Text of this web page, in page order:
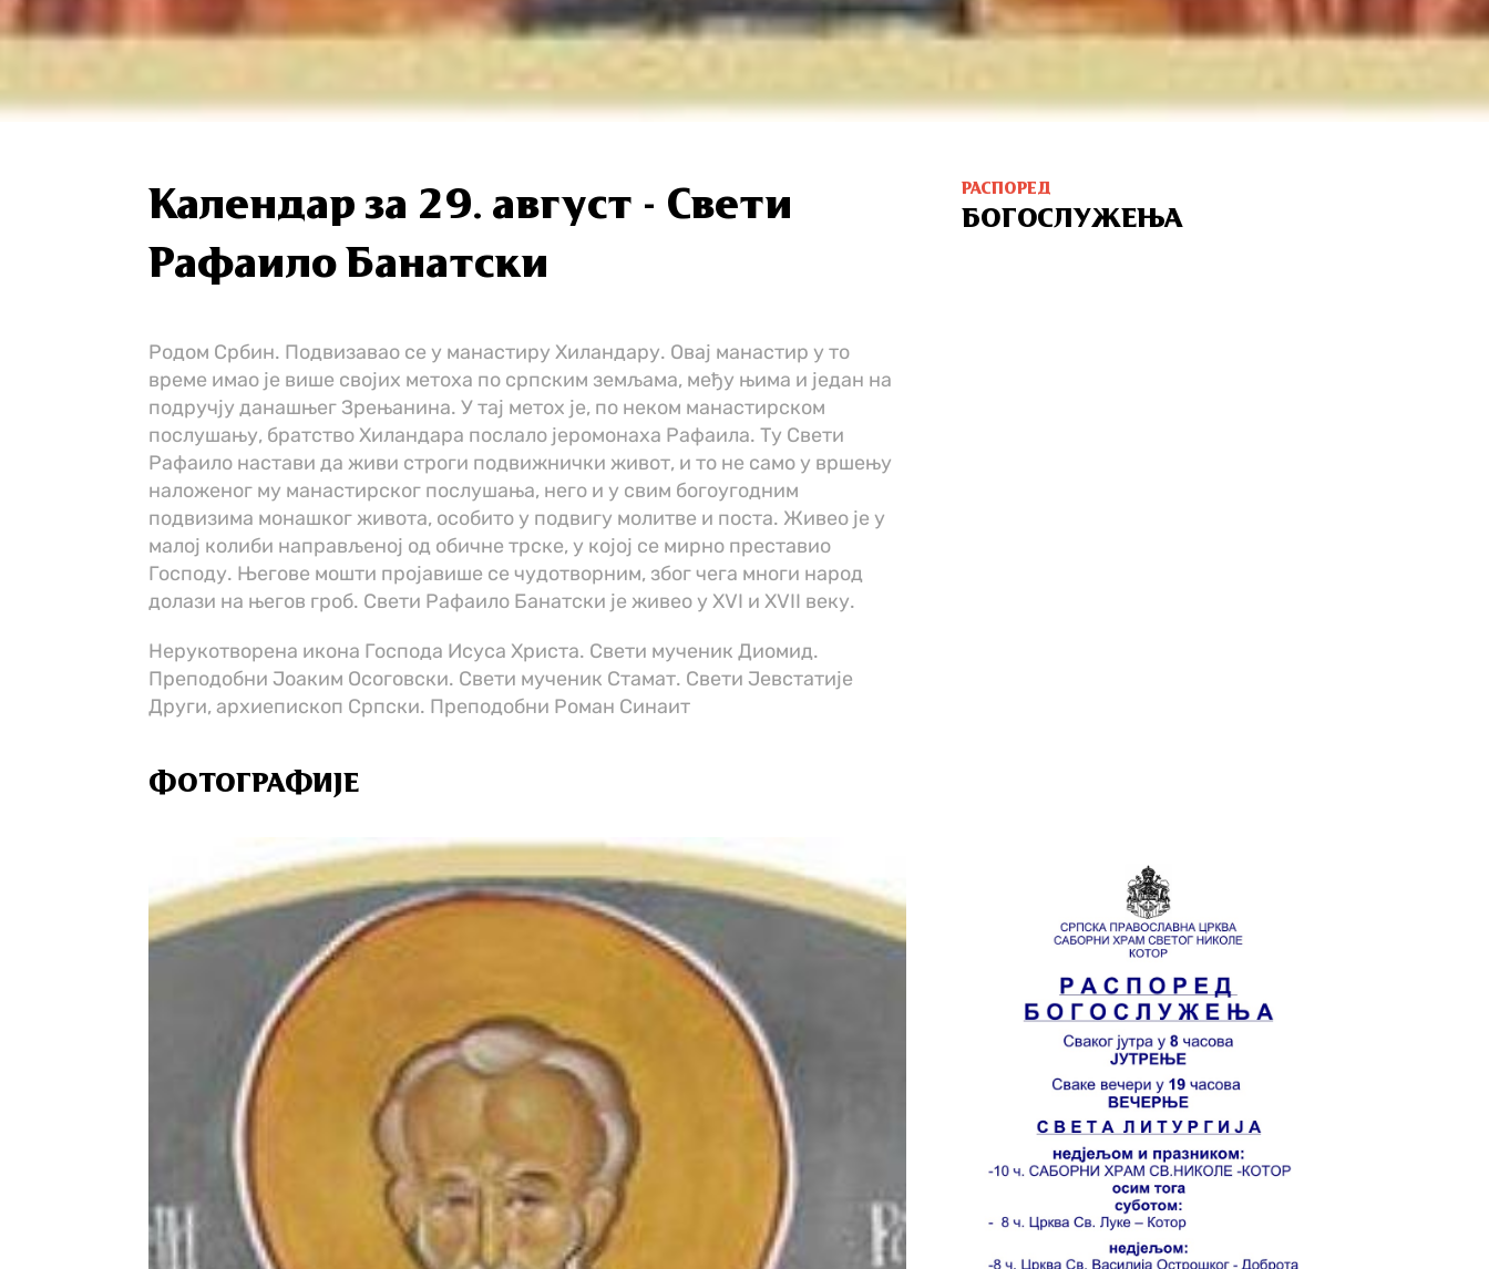
Календар за 29. август - Свети
Рафаило Банатски
Родом Србин. Подвизавао се у манастиру Хиландару. Овај манастир у то
време имао је више својих метоха по српским земљама, међу њима и један на
подручју данашњег Зрењанина. У тај метох је, по неком манастирском
послушању, братство Хиландара послало јеромонаха Рафаила. Ту Свети
Рафаило настави да живи строги подвижнички живот, и то не само у вршењу
наложеног му манастирског послушања, него и у свим богоугодним
подвизима монашког живота, особито у подвигу молитве и поста. Живео је у
малој колиби направљеној од обичне трске, у којој се мирно преставио
Господу. Његове мошти пројавише се чудотворним, због чега многи народ
долази на његов гроб. Свети Рафаило Банатски је живео у XVI и XVII веку.
Нерукотворена икона Господа Исуса Христа. Свети мученик Диомид.
Преподобни Јоаким Осоговски. Свети мученик Стамат. Свети Јевстатије
Други, архиепископ Српски. Преподобни Роман Синаит
ФОТОГРАФИЈЕ
РАСПОРЕД
БОГОСЛУЖЕЊА